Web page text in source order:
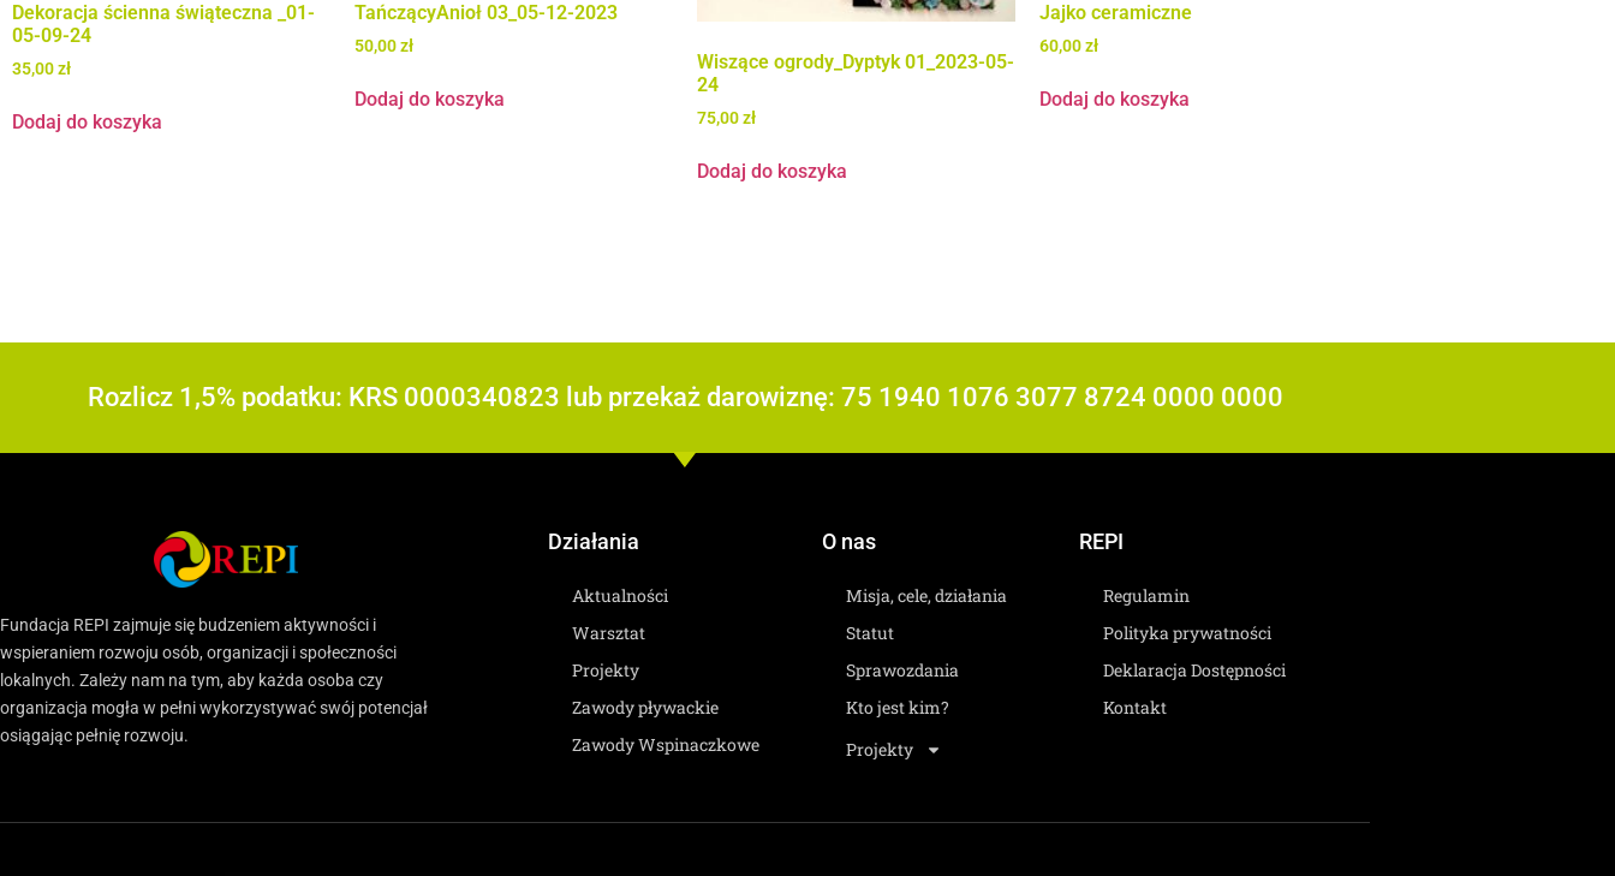
Dekoracja ścienna świąteczna _01-
05-09-24
35,00zł
Dodaj do koszyka
TańczącyAnioł 03_05-12-2023
50,00zł
Dodaj do koszyka
Wiszące ogrody_Dyptyk 01_2023-05-
24
75,00zł
Dodaj do koszyka
Jajko ceramiczne
60,00zł
Dodaj do koszyka
Rozlicz 1,5% podatku: KRS 0000340823 lub przekaż darowiznę: 75 1940 1076 3077 8724 0000 0000
Fundacja REPI zajmuje się budzeniem aktywności i
wspieraniem rozwoju osób, organizacji i społeczności
lokalnych. Zależy nam na tym, aby każda osoba czy
organizacja mogła w pełni wykorzystywać swój potencjał
osiągając pełnię rozwoju.
Działania
Aktualności
Warsztat
Projekty
Zawody pływackie
Zawody Wspinaczkowe
O nas
Misja, cele, działania
Statut
Sprawozdania
Kto jest kim?
Projekty
REPI
Regulamin
Polityka prywatności
Deklaracja Dostępności
Kontakt